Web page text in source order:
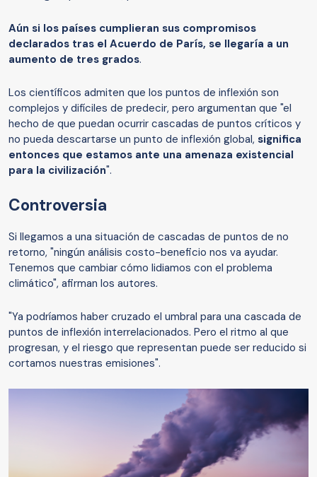
Aún si los países cumplieran sus compromisos
declarados tras el Acuerdo de París, se llegaría a un
aumento de tres grados.
Los científicos admiten que los puntos de inflexión son
complejos y difíciles de predecir, pero argumentan que "el
hecho de que puedan ocurrir cascadas de puntos críticos y
no pueda descartarse un punto de inflexión global, significa
entonces que estamos ante una amenaza existencial
para la civilización".
Controversia
Si llegamos a una situación de cascadas de puntos de no
retorno, "ningún análisis costo-beneficio nos va ayudar.
Tenemos que cambiar cómo lidiamos con el problema
climático", afirman los autores.
"Ya podríamos haber cruzado el umbral para una cascada de
puntos de inflexión interrelacionados. Pero el ritmo al que
progresan, y el riesgo que representan puede ser reducido si
cortamos nuestras emisiones".